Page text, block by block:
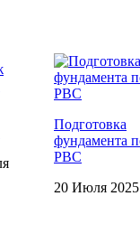
Подготовка
фундамента
РВС
20 Июля 2025